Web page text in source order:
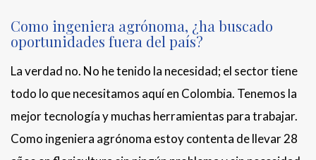
Como ingeniera agrónoma, ¿ha buscado
oportunidades fuera del país?
La verdad no. No he tenido la necesidad; el sector tiene
todo lo que necesitamos aquí en Colombia. Tenemos la
mejor tecnología y muchas herramientas para trabajar.
Como ingeniera agrónoma estoy contenta de llevar 28